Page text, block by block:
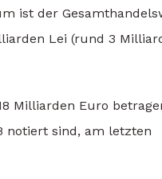
ist der
Lei (rund 3
Milliarden Euro
notiert sind, am letzten